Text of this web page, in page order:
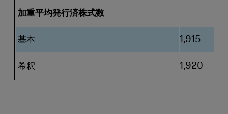
加重平均発行済株式数
基本 1,915
希釈 1,920